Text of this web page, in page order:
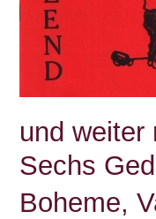
und weiter
Sechs
Boheme,